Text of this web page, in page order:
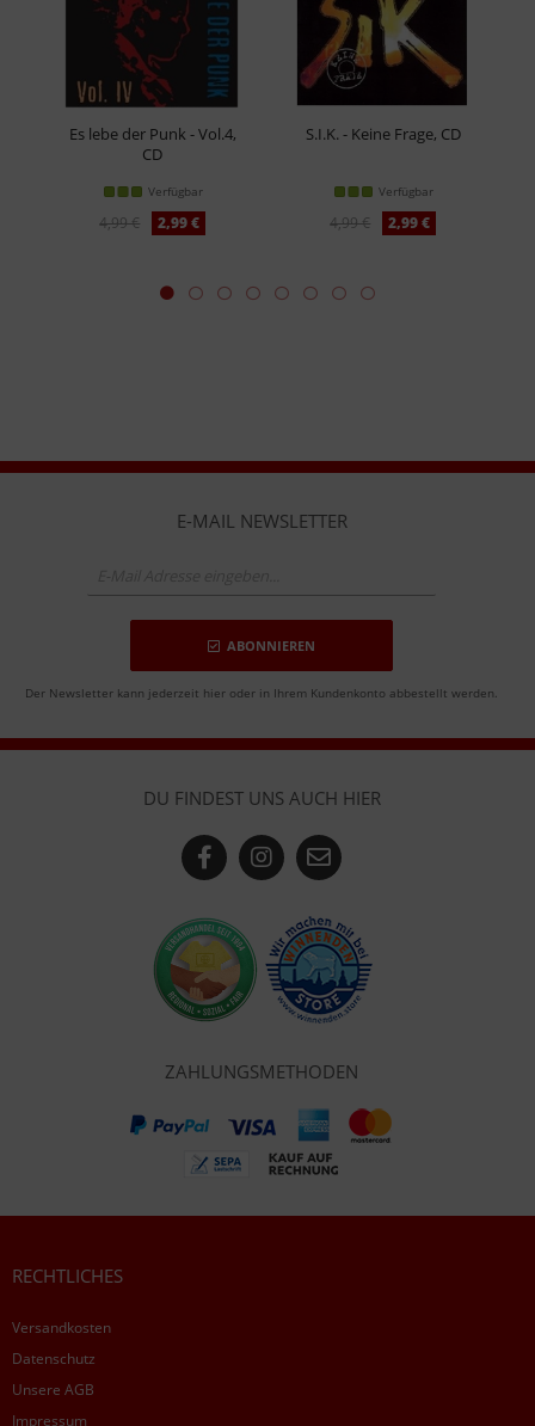
Es lebe der Punk - Vol.4,
CD
Verfügbar
4,99 € 2,99 €
S.I.K. - Keine Frage, CD
Verfügbar
4,99 € 2,99 €
E-MAIL NEWSLETTER
ABONNIEREN
Der Newsletter kann jederzeit hier oder in Ihrem Kundenkonto abbestellt werden.
DU FINDEST UNS AUCH HIER
ZAHLUNGSMETHODEN
RECHTLICHES
Versandkosten
Datenschutz
Unsere AGB
Impressum